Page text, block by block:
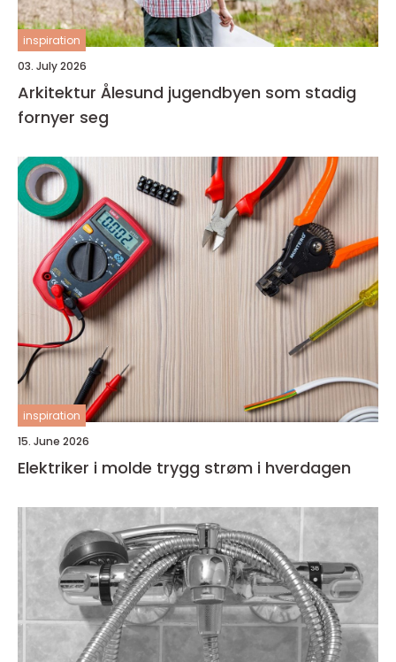
inspiration
03. July 2026
Arkitektur Ålesund jugendbyen som stadig
fornyer seg
inspiration
15. June 2026
Elektriker i molde trygg strøm i hverdagen